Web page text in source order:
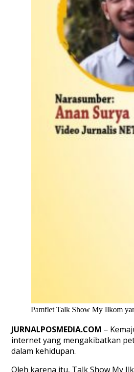
Pamflet Talk Show My Ilkom
JURNALPOSMEDIA.COM –
internet yang mengakibatkan
dalam kehidupan.
Oleh karena itu, Talk Show My